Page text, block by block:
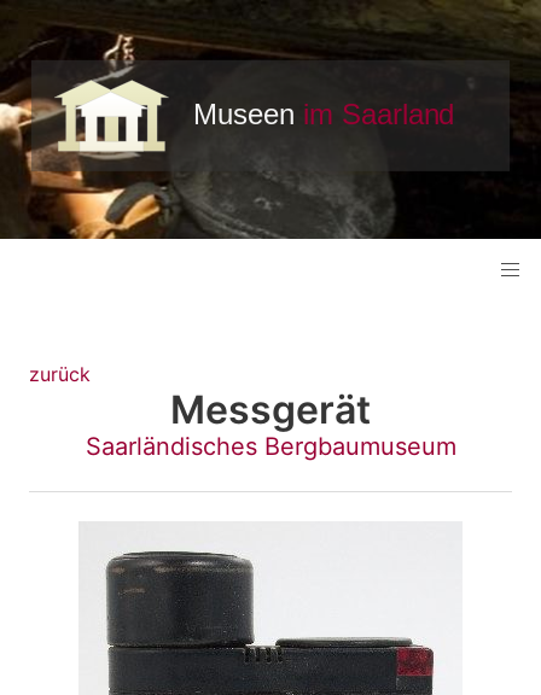
zurück
Messgerät
Saarländisches Bergbaumuseum